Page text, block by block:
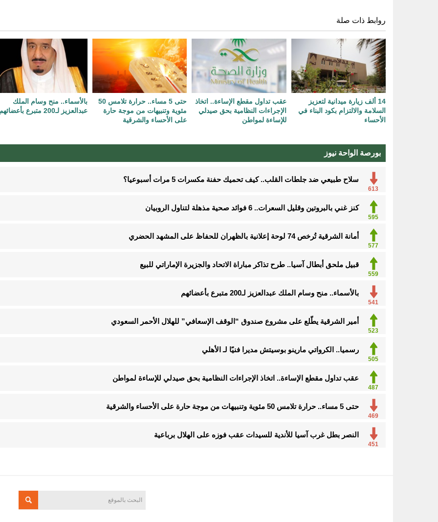
روابط ذات صلة
14 ألف زيارة ميدانية لتعزيز
السلامة والالتزام بكود البناء في
الأحساء
عقب تداول مقطع الإساءة.. اتخاذ
الإجراءات النظامية بحق صيدلي
للإساءة لمواطن
حتى 5 مساء.. حرارة تلامس 50
مئوية وتنبيهات من موجة حارة
على الأحساء والشرقية
بالأسماء.. منح وسام الملك
عبدالعزيز لـ200 متبرع بأعضائهم
بورصة الواحة نيوز
613
سلاح طبيعي ضد جلطات القلب.. كيف تحميك حفنة مكسرات 5 مرات أسبوعيا؟
595
كنز غني بالبروتين وقليل السعرات.. 6 فوائد صحية مذهلة لتناول الروبيان
577
أمانة الشرقية تُرخص 74 لوحة إعلانية بالظهران للحفاظ على المشهد الحضري
559
قبيل ملحق أبطال آسيا.. طرح تذاكر مباراة الاتحاد والجزيرة الإماراتي للبيع
555
بالأسماء.. منح وسام الملك عبدالعزيز لـ200 متبرع بأعضائهم
523
أمير الشرقية يطّلع على مشروع صندوق “الوقف الإسعافي” للهلال الأحمر السعودي
505
رسميا.. الكرواتي مارينو بوسيتش مديرا فنيًا لـ الأهلي
487
عقب تداول مقطع الإساءة.. اتخاذ الإجراءات النظامية بحق صيدلي للإساءة لمواطن
469
حتى 5 مساء.. حرارة تلامس 50 مئوية وتنبيهات من موجة حارة على الأحساء والشرقية
451
النصر بطل غرب آسيا للأندية للسيدات عقب فوزه على الهلال برباعية